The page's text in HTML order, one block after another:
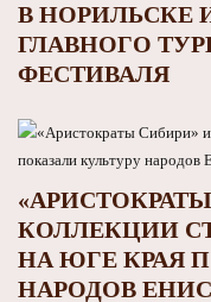
В НОРИЛЬСКЕ
ГЛАВНОГО
ФЕСТИВАЛЯ
КОЛЛЕКЦИИ
НА ЮГЕ КРАЯ
НАРОДОВ